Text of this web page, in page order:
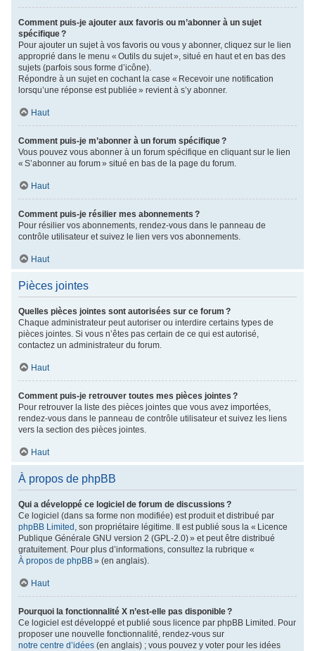
Comment puis-je ajouter aux favoris ou m’abonner à un sujet
spécifique ?
Pour ajouter un sujet à vos favoris ou vous y abonner, cliquez sur le lien
approprié dans le menu « Outils du sujet », situé en haut et en bas des
sujets (parfois sous forme d’icône).
Répondre à un sujet en cochant la case « Recevoir une notification
lorsqu’une réponse est publiée » revient à s’y abonner.
Haut
Comment puis-je m’abonner à un forum spécifique ?
Vous pouvez vous abonner à un forum spécifique en cliquant sur le lien
« S’abonner au forum » situé en bas de la page du forum.
Haut
Comment puis-je résilier mes abonnements ?
Pour résilier vos abonnements, rendez-vous dans le panneau de
contrôle utilisateur et suivez le lien vers vos abonnements.
Haut
Pièces jointes
Quelles pièces jointes sont autorisées sur ce forum ?
Chaque administrateur peut autoriser ou interdire certains types de
pièces jointes. Si vous n’êtes pas certain de ce qui est autorisé,
contactez un administrateur du forum.
Haut
Comment puis-je retrouver toutes mes pièces jointes ?
Pour retrouver la liste des pièces jointes que vous avez importées,
rendez-vous dans le panneau de contrôle utilisateur et suivez les liens
vers la section des pièces jointes.
Haut
À propos de phpBB
Qui a développé ce logiciel de forum de discussions ?
Ce logiciel (dans sa forme non modifiée) est produit et distribué par
phpBB Limited , son propriétaire légitime. Il est publié sous la « Licence
Publique Générale GNU version 2 (GPL-2.0) » et peut être distribué
gratuitement. Pour plus d’informations, consultez la rubrique «
À propos de phpBB» (en anglais).
Haut
Pourquoi la fonctionnalité X n’est-elle pas disponible ?
Ce logiciel est développé et publié sous licence par phpBB Limited. Pour
proposer une nouvelle fonctionnalité, rendez-vous sur
notre centre d’idées (en anglais) ; vous pouvez y voter pour les idées